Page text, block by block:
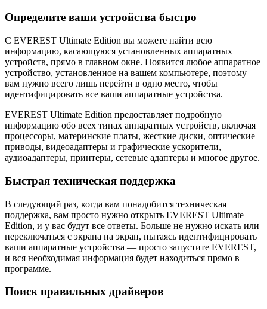
Определите ваши устройства быстро
С EVEREST Ultimate Edition вы можете найти всю
информацию, касающуюся установленных аппаратных
устройств, прямо в главном окне. Появится любое аппаратное
устройство, установленное на вашем компьютере, поэтому
вам нужно всего лишь перейти в одно место, чтобы
идентифицировать все ваши аппаратные устройства.
EVEREST Ultimate Edition предоставляет подробную
информацию обо всех типах аппаратных устройств, включая
процессоры, материнские платы, жесткие диски, оптические
приводы, видеоадаптеры и графические ускорители,
аудиоадаптеры, принтеры, сетевые адаптеры и многое другое.
Быстрая техническая поддержка
В следующий раз, когда вам понадобится техническая
поддержка, вам просто нужно открыть EVEREST Ultimate
Edition, и у вас будут все ответы. Больше не нужно искать или
переключаться с экрана на экран, пытаясь идентифицировать
ваши аппаратные устройства — просто запустите EVEREST,
и вся необходимая информация будет находиться прямо в
программе.
Поиск правильных драйверов